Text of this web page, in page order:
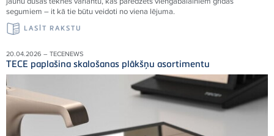
segumiem – it kā tie būtu veidoti no viena lējuma.
LASĪT RAKSTU
20.04.2026 – TECENEWS
TECE paplašina skalošanas plākšņu asortimentu